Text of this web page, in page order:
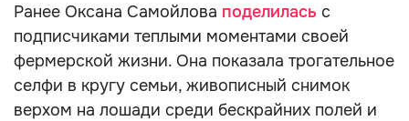
Ранее Оксана Самойлова поделилась с
подписчиками теплыми моментами своей
фермерской жизни. Она показала трогательное
селфи в кругу семьи, живописный снимок
верхом на лошади среди бескрайних полей и